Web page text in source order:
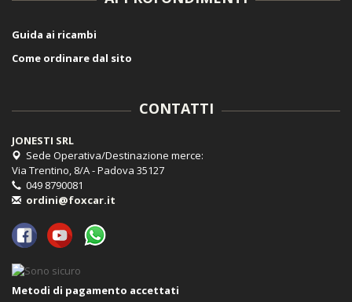
Guida ai ricambi
Come ordinare dal sito
CONTATTI
JONESTI SRL
Sede Operativa/Destinazione merce:
Via Trentino, 8/A - Padova 35127
049 8790081
ordini@foxcar.it
Metodi di pagamento accettati